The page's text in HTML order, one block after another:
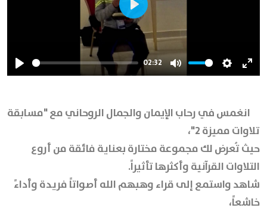
Play
02:32
Mute Settings
Play
انغمس في رحاب الإيمان والجمال الروحاني مع "مسابقة
تلاوات مميزة 2"،
حيث تُعرض لك مجموعة مختارة بعناية فائقة من أروع
التلاوات القرآنية وأكثرها تأثيراً.
شاهد واستمع إلى قراء وهبهم الله أصواتاً فريدة وأداءً
خاشعاً،